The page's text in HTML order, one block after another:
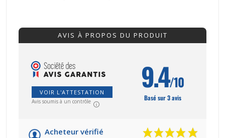
AVIS À PROPOS DU PRODUIT
VOIR L'ATTESTATION
Avis soumis à un contrôle
9.4/10
Basé sur 3 avis
Acheteur vérifié